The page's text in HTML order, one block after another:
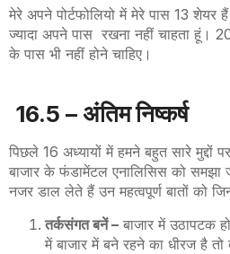
मेरे अपने पोर्टफोलियो में मेरे पास 13
ज्यादा अपने पास रखना नहीं चाहता हूं।
के पास भी नहीं होने चाहिए।
16.5 – अंतिम निष्कर्ष
पिछले 16 अध्यायों में हमने बहुत सारे मुद्दों
बाजार के फंडामेंटल एनालिसिस को
नजर डाल लेते हैं उन महत्वपूर्ण बातों को
तर्कसंगत बनें– बाजार में उठापटक
में बाजार में बने रहने का धीरज है